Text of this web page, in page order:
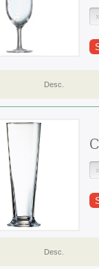
Desc.
Desc.